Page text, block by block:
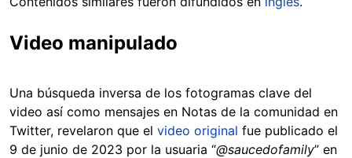
Video manipulado
Una búsqueda inversa de los fotogramas clave del
video así como mensajes en Notas de la comunidad en
Twitter, revelaron que el video original fue publicado el
9 de junio de 2023 por la usuaria “@saucedofamily” en